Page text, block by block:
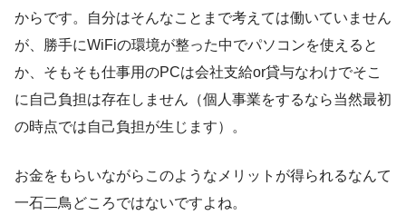
からです。自分はそんなことまで考えては働いていません
が、勝手にWiFiの環境が整った中でパソコンを使えると
か、そもそも仕事用のPCは会社支給or貸与なわけでそこ
に自己負担は存在しません（個人事業をするなら当然最初
の時点では自己負担が生じます）。
お金をもらいながらこのようなメリットが得られるなんて
一石二鳥どころではないですよね。